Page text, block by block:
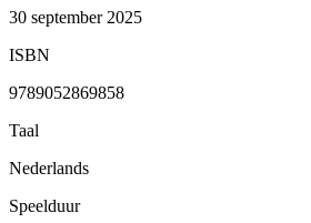
30 september 2025
ISBN
9789052869858
Taal
Nederlands
Speelduur